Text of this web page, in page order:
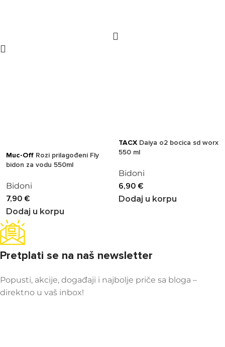
Muc-Off Rozi prilagođeni Fly
bidon za vodu 550ml
Bidoni
7,90 €
Dodaj u korpu
TACXDaiya o2 bocica sd worx
550 ml
Bidoni
6,90 €
Dodaj u korpu
Pretplati se na naš newsletter
Popusti, akcije, događaji i najbolje priče sa bloga –
direktno u vaš inbox!